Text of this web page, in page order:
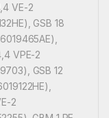
VE-2
GSB 18
VPE-2
GSB 12
2